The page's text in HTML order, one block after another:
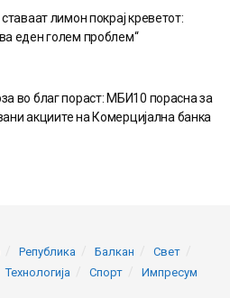
лимон покрај креветот:
еден голем проблем“
во благ пораст: МБИ10 порасна за
акциите на Комерцијална банка
Република Балкан
Свет
Технологија Спорт Импресум